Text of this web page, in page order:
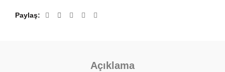
Paylaş
Açıklama